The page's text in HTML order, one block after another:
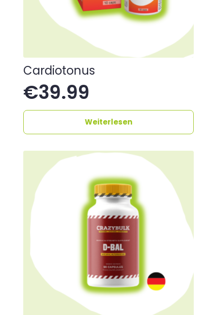
Cardiotonus
€39.99
Weiterlesen